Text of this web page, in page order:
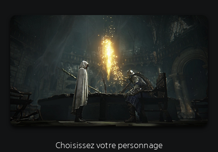
Choisissez votre personnage